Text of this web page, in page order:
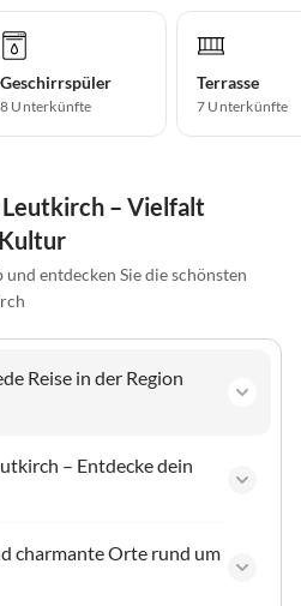
Geschirrspüler
8 Unterkünfte
Terrasse
7 Unterkünfte
– Vielfalt
entdecken Sie die schönsten
Reise in der Region
– Entdecke dein
charmante Orte rund um